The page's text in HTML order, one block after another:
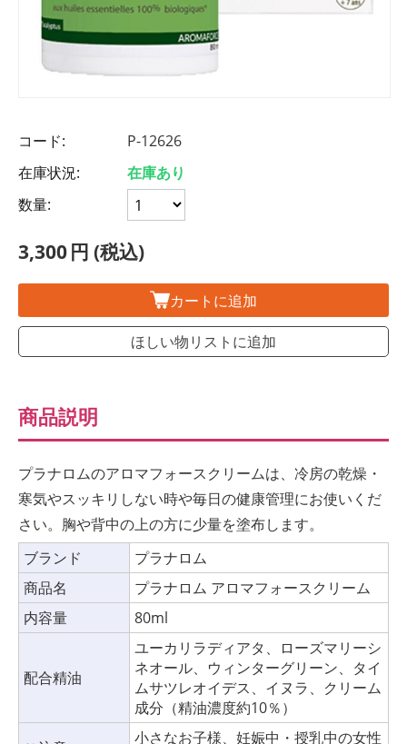
コード:
P-12626
在庫状況:
在庫あり
数量:
3,300円 (税込)
カートに追加
ほしい物リストに追加
商品説明
プラナロムのアロマフォースクリームは、冷房の乾燥・
寒気やスッキリしない時や毎日の健康管理にお使いくだ
さい。胸や背中の上の方に少量を塗布します。
ブランド
プラナロム
商品名
プラナロム アロマフォースクリーム
内容量
80ml
配合精油
ユーカリラディアタ、ローズマリーシ
ネオール、ウィンターグリーン、タイ
ムサツレオイデス、イヌラ、クリーム
成分（精油濃度約10％）
小さなお子様、妊娠中・授乳中の女性